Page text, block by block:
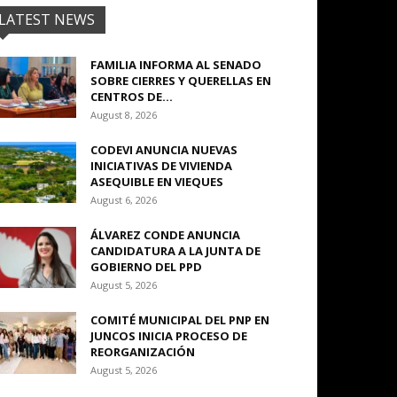
NEWS
FAMILIA INFORMA AL SENADO
SOBRE CIERRES Y QUERELLAS EN
CENTROS DE...
August 8, 2026
CODEVI ANUNCIA NUEVAS
INICIATIVAS DE VIVIENDA
ASEQUIBLE EN VIEQUES
August 6, 2026
ÁLVAREZ CONDE ANUNCIA
CANDIDATURA A LA JUNTA DE
GOBIERNO DEL PPD
August 5, 2026
COMITÉ MUNICIPAL DEL PNP EN
JUNCOS INICIA PROCESO DE
REORGANIZACIÓN
August 5, 2026